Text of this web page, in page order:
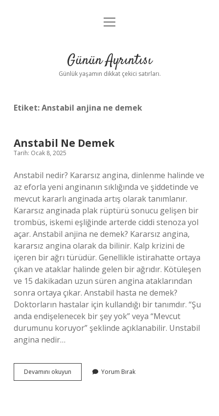
Anasayfa
Yasal Uyarı
menüyü
Günün Ayrıntısı
Günlük yaşamın dikkat çekici satırları.
Etiket:Anstabil anjina ne demek
Anstabil Ne Demek
Tarih: Ocak 8, 2025
Anstabil nedir? Kararsız angina, dinlenme halinde ve
az eforla yeni anginanın sıklığında ve şiddetinde ve
mevcut kararlı anginada artış olarak tanımlanır.
Kararsız anginada plak rüptürü sonucu gelişen bir
trombüs, iskemi eşliğinde arterde ciddi stenoza yol
açar. Anstabil anjina ne demek? Kararsız angina,
kararsız angina olarak da bilinir. Kalp krizini de
içeren bir ağrı türüdür. Genellikle istirahatte ortaya
çıkan ve ataklar halinde gelen bir ağrıdır. Kötüleşen
ve 15 dakikadan uzun süren angina ataklarından
sonra ortaya çıkar. Anstabil hasta ne demek?
Doktorların hastalar için kullandığı bir tanımdır. “Şu
anda endişelenecek bir şey yok” veya “Mevcut
durumunu koruyor” şeklinde açıklanabilir. Unstabil
angina nedir…
Devamını okuyun Anstabil
Ne
Yorum Bırak